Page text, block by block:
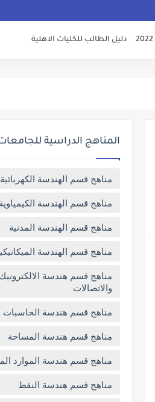
دليل الطالب للكليات الاهلية
المناهج الدراسية
مناهج قسم الهندسة الكهربائية
مناهج قسم الهندسة الكيمياوية
مناهج قسم الهندسة المدنية
مناهج قسم الهندسة
مناهج قسم هندسة الالكترونيك
والاتصالات
مناهج قسم هندسة الحاسبات
مناهج قسم هندسة المساحة
مناهج قسم هندسة الموارد
مناهج قسم هندسة النفط